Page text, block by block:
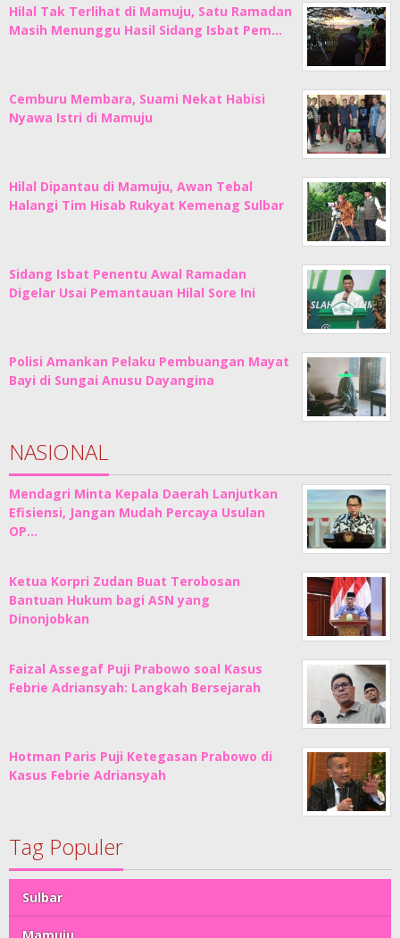
Hilal Tak Terlihat di Mamuju, Satu Ramadan
Masih Menunggu Hasil Sidang Isbat Pem…
Cemburu Membara, Suami Nekat Habisi
Nyawa Istri di Mamuju
Hilal Dipantau di Mamuju, Awan Tebal
Halangi Tim Hisab Rukyat Kemenag Sulbar
Sidang Isbat Penentu Awal Ramadan
Digelar Usai Pemantauan Hilal Sore Ini
Polisi Amankan Pelaku Pembuangan Mayat
Bayi di Sungai Anusu Dayangina
NASIONAL
Mendagri Minta Kepala Daerah Lanjutkan
Efisiensi, Jangan Mudah Percaya Usulan
OP…
Ketua Korpri Zudan Buat Terobosan
Bantuan Hukum bagi ASN yang
Dinonjobkan
Faizal Assegaf Puji Prabowo soal Kasus
Febrie Adriansyah: Langkah Bersejarah
Hotman Paris Puji Ketegasan Prabowo di
Kasus Febrie Adriansyah
Tag Populer
Sulbar